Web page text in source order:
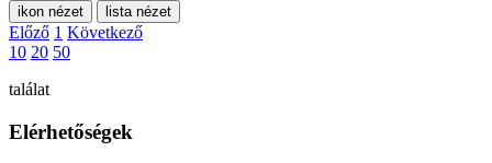
ikon nézet lista nézet
Előző 1 Következő
10 20 50
találat
Elérhetőségek